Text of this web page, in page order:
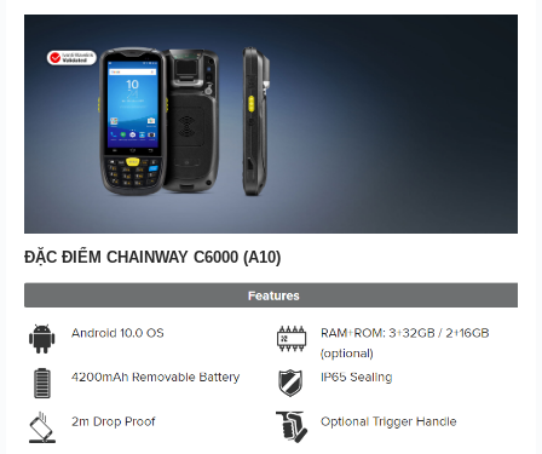
ĐẶC ĐIỂM CHAINWAY C6000 (A10)